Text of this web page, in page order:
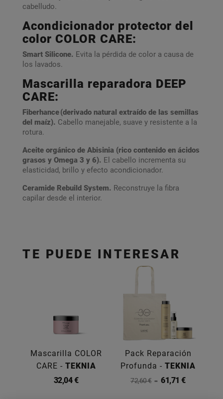
cabelludo.
Acondicionador protector del
color COLOR CARE:
Smart Silicone. Evita la pérdida de color a causa de
los lavados.
Mascarilla reparadora DEEP
CARE:
Fiberhance (derivado natural extraído de las semillas
del maíz). Cabello manejable, suave y resistente a la
rotura.
Aceite orgánico de Abisinia (rico contenido en ácidos
grasos y Omega 3 y 6). El cabello incrementa su
elasticidad, brillo y efecto acondicionador.
Ceramide Rebuild System. Reconstruye la fibra
capilar desde el interior.
TE PUEDE INTERESAR
Mascarilla COLOR
CARE - TEKNIA
32,04 €
Pack Reparación
Profunda - TEKNIA
72,60 € 61,71 €